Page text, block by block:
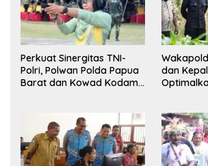
Perkuat Sinergitas TNI-
Polri, Polwan Polda Papua
Barat dan Kowad Kodam
Persahabatan
dan
Pangan